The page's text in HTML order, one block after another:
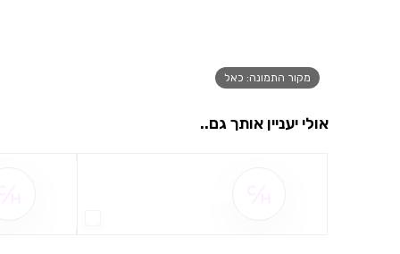
מקור התמונה: כאל
אולי יעניין אותך גם..